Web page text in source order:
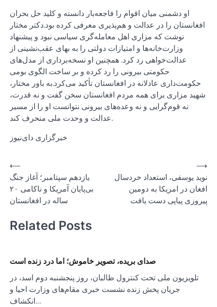
او دشمنی میان اقوام را فاجعه‌بار دانسته و کلید حل بحران
افغانستان را در عدالت و هم‌پذیری معرفی کرده بود.دکتر مختار
نوشت که مزاری اهل معامله‌گری سیاسی نبود و پیشنهاد
وزارت‌خانه‌ها و امتیازات دولتی را به بهای عقب‌نشینی از
عدالت‌خواهی رد کرد. همچنین او نسخه‌برداری از مدل‌های
حکومتی بیرونی را رد کرده و بر ساخت الگوی بومی
حکومت‌داری عادلانه در افغانستان تأکید می‌کرد.به باور مختار،
شهید مزاری برای همه مردم افغانستان سخن گفت و نه قدرت،
نه قوم‌گرایی و نه وعده‌های بیرونی نتوانست او را از مسیر
عدالت و وحدت ملی منحرف کند.
خبرگزاری دای‌نیوز
Post
navigation
⟵
یازدهم سپتامبر؛ آغاز جنگ
بی‌پایان آمریکا و ناکامی ۲۰
ساله در افغانستان
نوید یوسفی، استعداد خردسال
افغان در امریکا به دومین
پیروزی پیاپی دست یافت
⟶
Related Posts
صدای بریده، تصویر خاموش؛ اما درد زنده است
تلویزیون ملی تحت کنترول طالبان، روز پنجشنبه دوم اسد، در
جریان پخش زنده نشست خبری مقام‌های وزارت احیا و
انکشاف…